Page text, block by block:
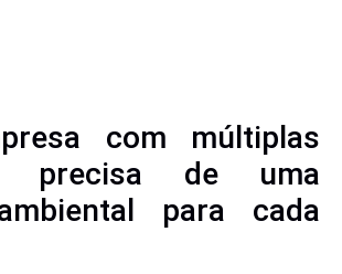
com múltiplas
precisa de uma
para cada